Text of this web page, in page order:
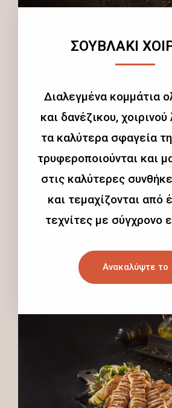
ΣΟΥΒΛΑΚΙ
Διαλεγμένα κομμάτια
και δανέζικου,
τα καλύτερα σφαγεία
τρυφεροποιούνται και
στις καλύτερες
και τεμαχίζονται από
τεχνίτες με σύγχρονο
Ανακαλύψτε το